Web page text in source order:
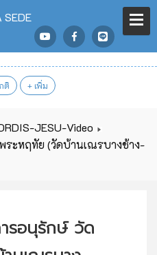
SEDE
ติ + เพิ่ม
JESU-Video
ระหฤทัย (วัดบ้านเณรบางช้าง-
รอนุรักษ์ วัด